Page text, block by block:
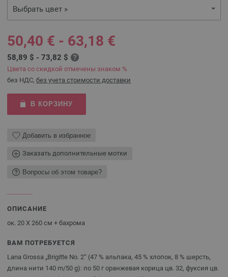
Выбрать цвет »
50,40 € - 63,18 €
58,89 $ - 73,82 $
Цвета со скидкой отмечены знаком %
без НДС, без учета стоимости доставки
В КОРЗИНУ
Добавить в избранное
Заказать дополнительные мотки
Вопросы об этом товаре?
ОПИСАНИЕ
ок. 20 X 260 см + бахрома
ВАМ ПОТРЕБУЕТСЯ
Lana Grossa „Brigitte No. 2“ (47 % альпака, 45 % хлопок, 8 % шерсть,
длина нити 140 m/50 g): по 50 г оранжевая корица цв. 32, фуксия цв.